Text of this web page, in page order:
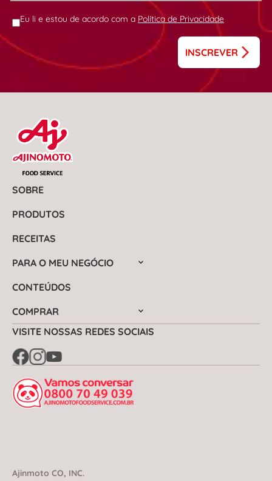
Eu li e estou de acordo com a Política de Privacidade
INSCREVER
SOBRE
PRODUTOS
RECEITAS
PARA O MEU NEGÓCIO
CONTEÚDOS
COMPRAR
VISITE NOSSAS REDES SOCIAIS
Ajinmoto CO, INC.